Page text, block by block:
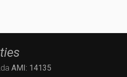
AMI: 14135